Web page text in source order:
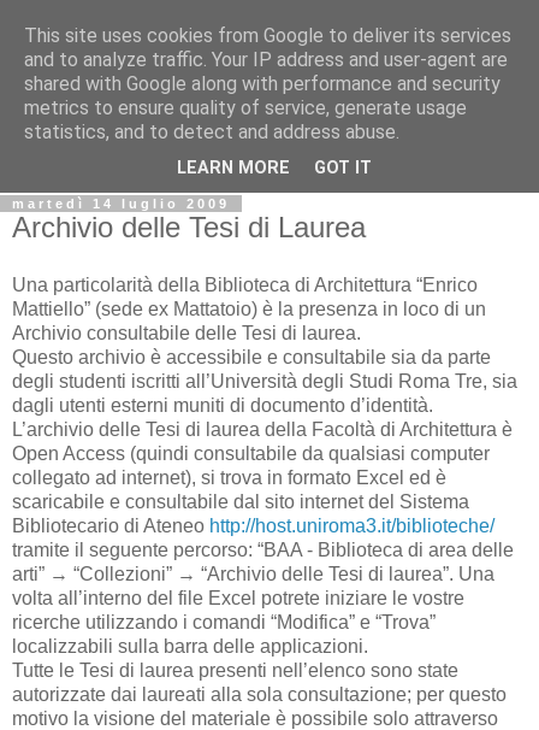
Biblio@rti in
Il Blog della Biblioteca di Area delle arti per condividere
informazioni iniziative incontri
martedì 14 luglio 2009
Archivio delle Tesi di Laurea
Una particolarità della Biblioteca di Architettura “Enrico
Mattiello” (sede ex Mattatoio) è la presenza in loco di un
Archivio consultabile delle Tesi di laurea.
Questo archivio è accessibile e consultabile sia da parte
degli studenti iscritti all’Università degli Studi Roma Tre, sia
dagli utenti esterni muniti di documento d’identità.
L’archivio delle Tesi di laurea della Facoltà di Architettura è
Open Access (quindi consultabile da qualsiasi computer
collegato ad internet), si trova in formato Excel ed è
scaricabile e consultabile dal sito internet del Sistema
Bibliotecario di Ateneo http://host.uniroma3.it/biblioteche/
tramite il seguente percorso: “BAA - Biblioteca di area delle
arti” → “Collezioni” → “Archivio delle Tesi di laurea”. Una
volta all’interno del file Excel potrete iniziare le vostre
ricerche utilizzando i comandi “Modifica” e “Trova”
localizzabili sulla barra delle applicazioni.
Tutte le Tesi di laurea presenti nell’elenco sono state
autorizzate dai laureati alla sola consultazione; per questo
motivo la visione del materiale è possibile solo attraverso
This site uses cookies from Google to deliver its services
and to analyze traffic. Your IP address and user-agent are
shared with Google along with performance and security
metrics to ensure quality of service, generate usage
statistics, and to detect and address abuse.
LEARN MORE GOT IT